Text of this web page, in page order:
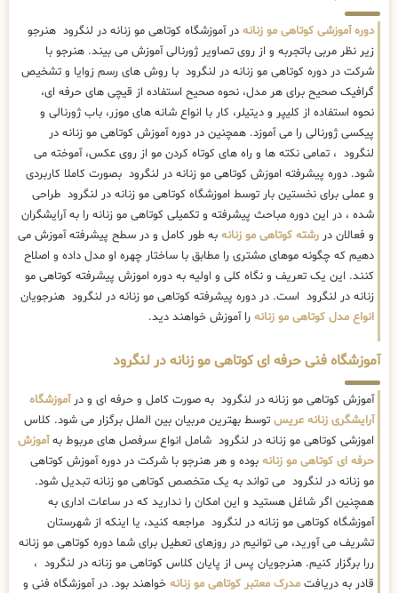
دوره آموزشی کوتاهی مو زنانه در آموزشگاه کوتاهی مو زنانه در لنگرود هنرجو
زیر نظر مربی باتجربه و از روی تصاویر ژورنالی آموزش می بیند. هنرجو با
شرکت در دوره کوتاهی مو زنانه در لنگرود با روش های رسم زوایا و تشخیص
گرافیک صحیح برای هر مدل، نحوه صحیح استفاده از قیچی های حرفه ای،
نحوه استفاده از کلیپر و دیتیلر، کار با انواع شانه های موزر، باب ژورنالی و
پیکسی ژورنالی را می آموزد. همچنین در دوره آموزش کوتاهی مو زنانه در
لنگرود ، تمامی نکته ها و راه های کوتاه کردن مو از روی عکس، آموخته می
شود. دوره پیشرفته اموزش کوتاهی مو زنانه در لنگرود بصورت کاملا کاربردی
و عملی برای نخستین بار توسط اموزشگاه کوتاهی مو زنانه در لنگرود طراحی
شده ، در این دوره مباحث پیشرفته و تکمیلی کوتاهی مو زنانه را به آرایشگران
و فعالان در رشته کوتاهی مو زنانه به طور کامل و در سطح پیشرفته آموزش می
دهیم که چگونه موهای مشتری را مطابق با ساختار چهره او مدل داده و اصلاح
کنند. این یک تعریف و نگاه کلی و اولیه به دوره اموزش پیشرفته کوتاهی مو
زنانه در لنگرود است. در دوره پیشرفته کوتاهی مو زنانه در لنگرود هنرجویان
انواع مدل کوتاهی مو زنانه را آموزش خواهند دید.
آموزشگاه فنی حرفه ای کوتاهی مو زنانه در لنگرود
آموزش کوتاهی مو زنانه در لنگرود به صورت کامل و حرفه ای و درآموزشگاه
آرایشگری زنانه عریس توسط بهترین مربیان بین الملل برگزار می شود. کلاس
اموزشی کوتاهی مو زنانه در لنگرود شامل انواع سرفصل های مربوط بهآموزش
حرفه ای کوتاهی مو زنانه بوده و هر هنرجو با شرکت در دوره آموزش کوتاهی
مو زنانه در لنگرود می تواند به یک متخصص کوتاهی مو زنانه تبدیل شود.
همچنین اگر شاغل هستید و این امکان را ندارید که در ساعات اداری به
آموزشگاه کوتاهی مو زنانه در لنگرود مراجعه کنید، یا اینکه از شهرستان
تشریف می آورید، می توانیم در روزهای تعطیل برای شما دوره کوتاهی مو زنانه
ررا برگزار کنیم. هنرجویان پس از پایان کلاس کوتاهی مو زنانه در لنگرود ،
قادر به دریافت مدرک معتبر کوتاهی مو زنانه خواهند بود. در آموزشگاه فنی و